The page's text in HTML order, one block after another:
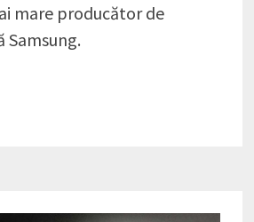
mare producător de